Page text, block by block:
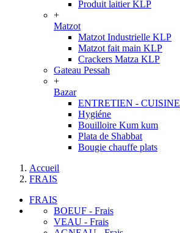
Produit laitier KLP
+
Matzot
Matzot Industrielle KLP
Matzot fait main KLP
Crackers Matza KLP
Gateau Pessah
+
Bazar
ENTRETIEN - CUISINE
Hygiéne
Bouilloire Kum kum
Plata de Shabbat
Bougie chauffe plats
Accueil
FRAIS
FRAIS
BOEUF - Frais
VEAU - Frais